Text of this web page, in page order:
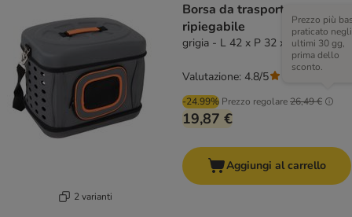
2 varianti
Borsa da trasporto
ripiegabile
grigia - L 42 x P 32 x H 30
-24.99% Prezzo regolare26,49 €
Prezzo più
praticato negli
ultimi 30 gg,
prima dello
sconto.
19,87 €
Valutazione: 4.8/5
Aggiungi al carrello